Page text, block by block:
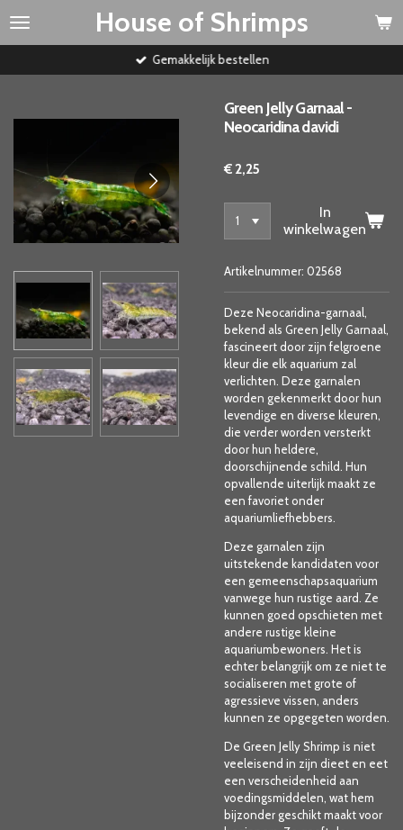
Ga
House of Shrimps
Gemakkelijk bestellen
Green Jelly Garnaal -
Neocaridina davidi
€ 2,25
In
winkelwagen
Artikelnummer: 02568
Deze Neocaridina-garnaal,
bekend als Green Jelly Garnaal,
fascineert door zijn felgroene
kleur die elk aquarium zal
verlichten. Deze garnalen
worden gekenmerkt door hun
levendige en diverse kleuren,
die verder worden versterkt
door hun heldere,
doorschijnende schild. Hun
opvallende uiterlijk maakt ze
een favoriet onder
aquariumliefhebbers.
Deze garnalen zijn
uitstekende kandidaten voor
een gemeenschapsaquarium
vanwege hun rustige aard. Ze
kunnen goed opschieten met
andere rustige kleine
aquariumbewoners. Het is
echter belangrijk om ze niet te
socialiseren met grote of
agressieve vissen, anders
kunnen ze opgegeten worden.
De Green Jelly Shrimp is niet
veeleisend in zijn dieet en eet
een verscheidenheid aan
voedingsmiddelen, wat hem
bijzonder geschikt maakt voor